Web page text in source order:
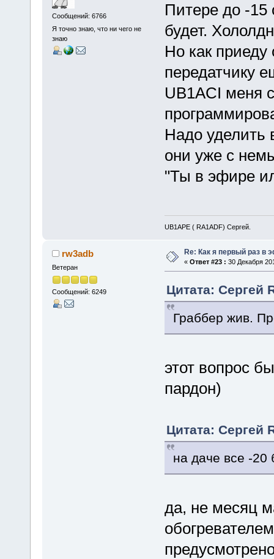
Сообщений: 6766
Я точно знаю, что ни чего не
знаю
Питере до -15
будет.
Но как приеду
передатчику
UB1ACI меня
Надо уделить
они уже с
"Ты в эфире
UB1APE ( RA1ADF) Сергей.
rw3adb
Ветеран
Сообщений: 6249
Re: Как я первый раз в
« Ответ #23 : 30 Декабря
Цитата: Сергей
Граббер жив.
этот вопрос
пардон)
Цитата: Сергей
на даче все -20
да, не месяц